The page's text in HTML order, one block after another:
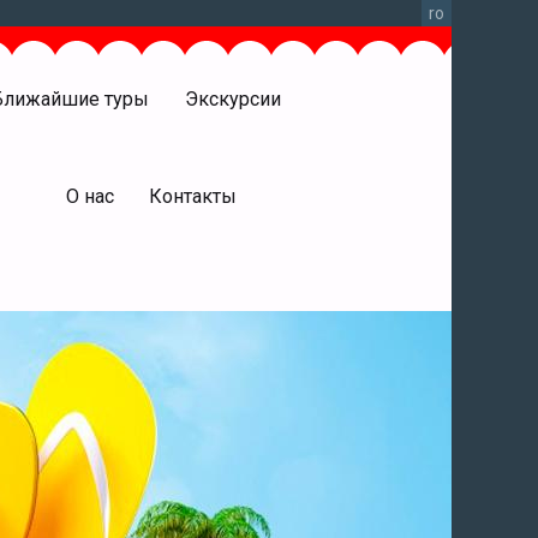
ro
туры Экскурсии
О нас Контакты